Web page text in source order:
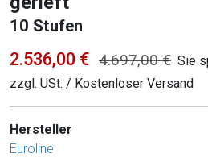
10 Stufen
2.536,00 € 4.697,00 € Sie
zzgl. USt. / Kostenloser Versand
Hersteller
Euroline